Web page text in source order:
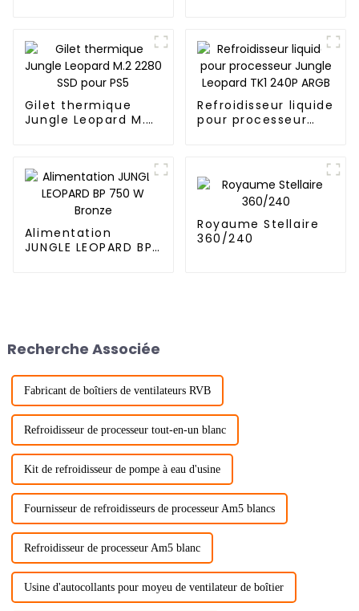
Gilet thermique
Jungle Leopard M.2
Refroidisseur liquide
pour processeur
Alimentation
JUNGLE LEOPARD BP
Royaume Stellaire
360/240
Recherche Associée
Fabricant de boîtiers de ventilateurs RVB
Refroidisseur de processeur tout-en-un blanc
Kit de refroidisseur de pompe à eau d'usine
Fournisseur de refroidisseurs de processeur Am5 blancs
Refroidisseur de processeur Am5 blanc
Usine d'autocollants pour moyeu de ventilateur de boîtier